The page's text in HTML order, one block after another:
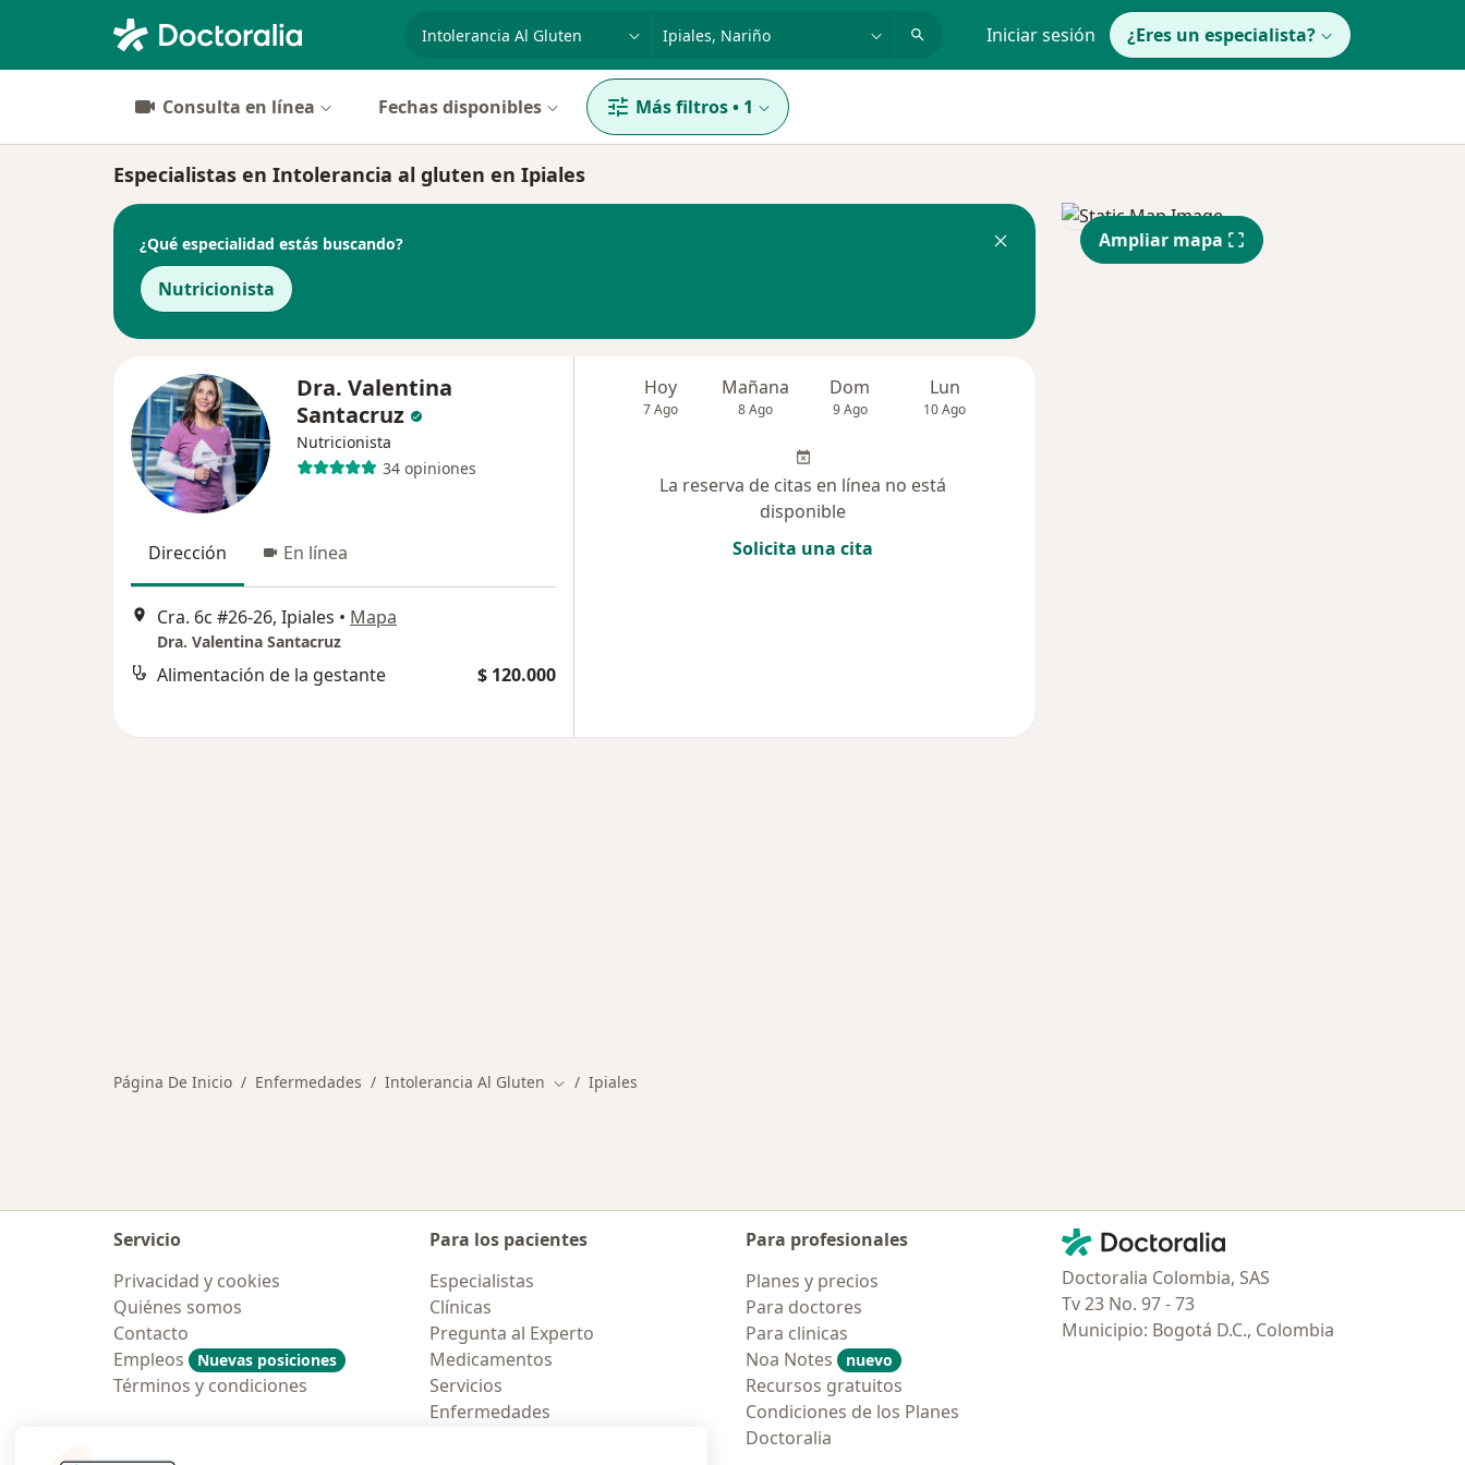
Iniciar sesión ¿Eres un especialista?
Consulta en línea Fechas disponibles Más filtros• 1
Especialistas en Intolerancia al gluten en Ipiales
¿Qué especialidad estás buscando?
Nutricionista
Dra. Valentina
Santacruz
Nutricionista
34 opiniones
Dirección En línea
Cra. 6c #26-26, Ipiales • Mapa
Dra. Valentina Santacruz
Alimentación de la gestante $ 120.000
Hoy
7 Ago
Mañana
8 Ago
Dom
9 Ago
Lun
10 Ago
La reserva de citas en línea no está
disponible
Solicita una cita
Ampliar mapa
Página De Inicio Enfermedades Intolerancia Al Gluten Cambiar de ciudad
Ipiales
Servicio
Privacidad y cookies
Quiénes somos
Contacto
Empleos
Nuevas posiciones
Términos y condiciones
Para los pacientes
Especialistas
Clínicas
Pregunta al Experto
Medicamentos
Servicios
Enfermedades
Para profesionales
Planes y precios
Para doctores
Para clinicas
Noa Notes
nuevo
Recursos gratuitos
Condiciones de los Planes
Doctoralia
Contacto
Doctoralia - Página de inicio
Doctoralia Colombia, SAS
Tv 23 No. 97 - 73
Municipio: Bogotá D.C., Colombia